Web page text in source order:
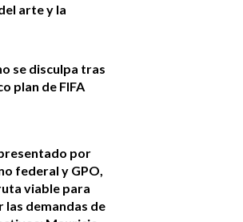
arte y la
se disculpa tras
plan de FIFA
por
federal y GPO,
viable para
las demandas de